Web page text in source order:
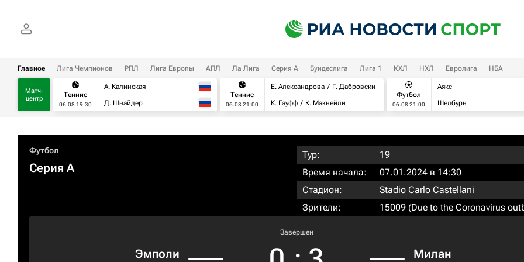
Главное Лига Чемпионов РПЛ Лига Европы АПЛ Ла Лига Серия А Бундеслига Лига 1 КХЛ НХЛ Евролига НБА
Матч-
центр
Теннис
06.08 19:30
А. Калинская
Д. Шнайдер
Теннис
06.08 21:00
Е. Александрова
Г. Дабровски
К. Гауфф
К. Макнейли
Футбол
06.08 21:00
Аякс
Шелбурн
Футбол
Серия А
Тур:
19
Время начала:
07.01.2024 в 14:30
Стадион:
Stadio Carlo Castellani
Зрители:
15009 (Due to the Coronavirus
Эмполи
Завершен
Милан